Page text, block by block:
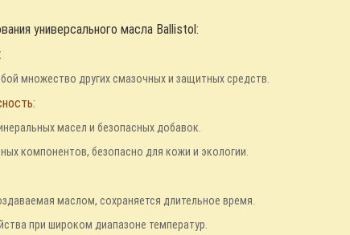
универсального масла Ballistol:
множество других смазочных и защитных средств.
масел и безопасных добавок.
компонентов, безопасно для кожи и экологии.
маслом, сохраняется длительное время.
при широком диапазоне температур.